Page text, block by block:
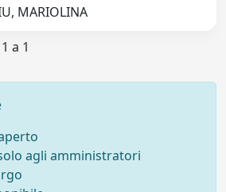
MARIOLINA
a 1
agli amministratori